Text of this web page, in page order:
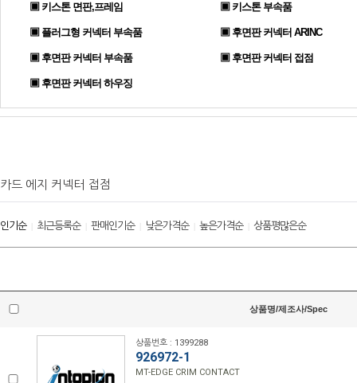
▣ 키스톤 면판,프레임 ▣ 키스톤 부속품
▣ 플러그형 커넥터 부속품 ▣ 후면판 커넥터 ARINC
▣ 후면판 커넥터 부속품 ▣ 후면판 커넥터 접점
▣ 후면판 커넥터 하우징
카드 에지 커넥터 접점
인기순| 최근등록순| 판매인기순| 낮은가격순| 높은가격순| 상품평많은순
상품명/제조사/Spec
상품번호 : 1399288
926972-1
MT-EDGE CRIM CONTACT